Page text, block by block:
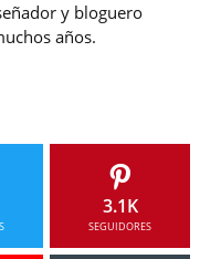
y bloguero
años.
3.1K
SEGUIDORES